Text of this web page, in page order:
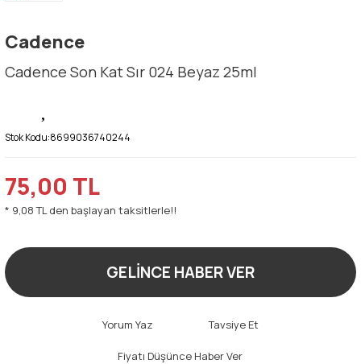
Cadence
Cadence Son Kat Sır 024 Beyaz 25ml
Stok Kodu:8699036740244
75,00 TL
* 9,08 TL den başlayan taksitlerle!!
GELİNCE HABER VER
Yorum Yaz Tavsiye Et
Fiyatı Düşünce Haber Ver